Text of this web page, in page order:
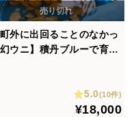
町外に出回ることのなかっ
ウニ】積丹ブルーで育っ
5.0(10件)
¥18,000